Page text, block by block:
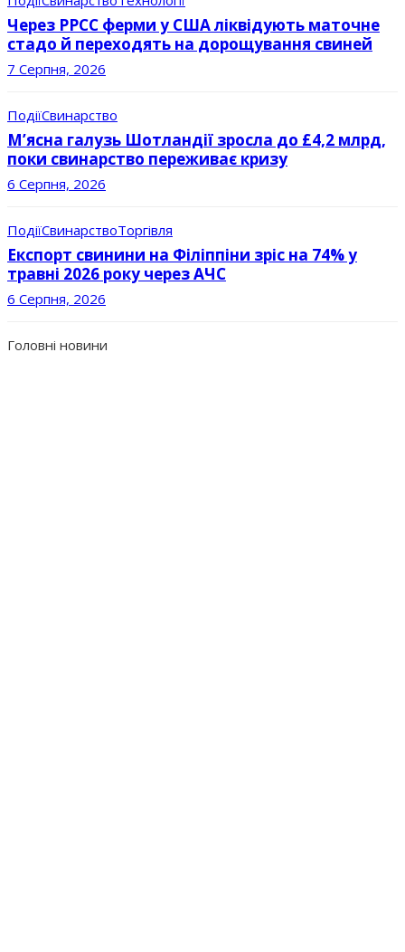
Через РРСС ферми у США ліквідують маточне
стадо й переходять на дорощування свиней
7 Серпня, 2026
ПодіїСвинарство
М’ясна галузь Шотландії зросла до £4,2 млрд,
поки свинарство переживає кризу
6 Серпня, 2026
ПодіїСвинарствоТоргівля
Експорт свинини на Філіппіни зріс на 74% у
травні 2026 року через АЧС
6 Серпня, 2026
Головні новини